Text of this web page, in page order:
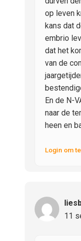
op leven
kans dat
embrio
dat het
van de
En de N-
naar de
heen en
Login om
11